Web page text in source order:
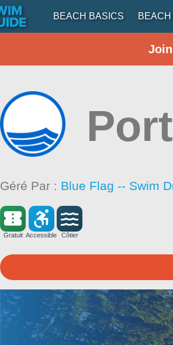
BEACH BASICS
Géré Par : Blue Flag -- Swim
Gratuit Accessible Côtier